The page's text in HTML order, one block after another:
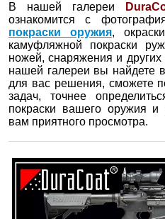
В нашей галереи
ознакомится с
покраски оружия,
камуфляжной покраски
ножей, снаряжения и
нашей галереи вы найдете
для вас решения, сможете
задач, точнее
покраски вашего оружия и
вам приятного просмотра.